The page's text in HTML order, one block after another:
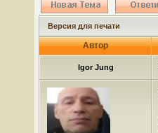
Версия для печати
Автор
Igor Jung